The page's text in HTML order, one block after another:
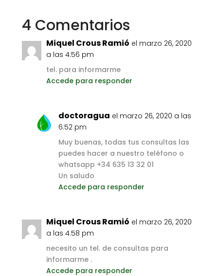
4 Comentarios
Miquel Crous Ramió el marzo 26, 2020
a las 4:56 pm
tel. para informarme
Accede para responder
doctoragua el marzo 26, 2020 a las
6:52 pm
Muy buenas, todas tus consultas las
puedes hacer a nuestro teléfono o
whatsapp +34 635 13 32 01
Un saludo
Accede para responder
Miquel Crous Ramió el marzo 26, 2020
a las 4:58 pm
necesito un tel. de consultas para
informarme .
Accede para responder